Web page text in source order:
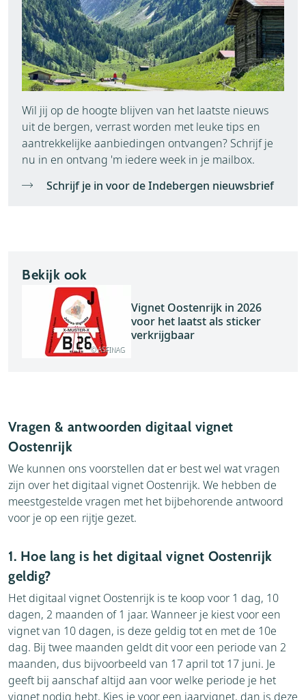
Wil jij op de hoogte blijven van het laatste nieuws
uit de bergen, verrast worden met leuke tips en
aantrekkelijke aanbiedingen ontvangen? Schrijf je
nu in en ontvang 'm iedere week in je mailbox.
Schrijf je in voor de Indebergen nieuwsbrief
Bekijk ook
© ASFINAG
Vignet Oostenrijk in 2026
voor het laatst als sticker
verkrijgbaar
Vragen & antwoorden digitaal vignet
Oostenrijk
We kunnen ons voorstellen dat er best wel wat vragen
zijn over het digitaal vignet Oostenrijk. We hebben de
meestgestelde vragen met het bijbehorende antwoord
voor je op een rijtje gezet.
1. Hoe lang is het digitaal vignet Oostenrijk
geldig?
Het digitaal vignet Oostenrijk is te koop voor 1 dag, 10
dagen, 2 maanden of 1 jaar. Wanneer je kiest voor een
vignet van 10 dagen, is deze geldig tot en met de 10e
dag. Bij twee maanden geldt dit voor een periode van 2
maanden, dus bijvoorbeeld van 17 april tot 17 juni. Je
geeft bij aanschaf altijd aan voor welke periode je het
vignet nodig hebt. Kies je voor een jaarvignet, dan is deze